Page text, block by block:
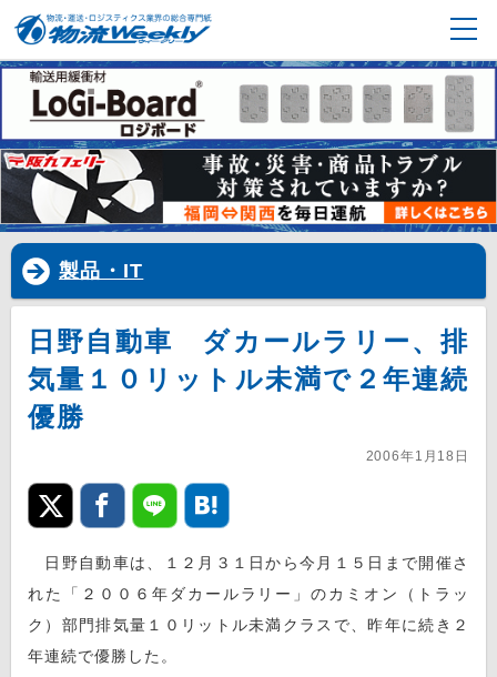
製品・IT
日野自動車 ダカールラリー、排
気量１０リットル未満で２年連続
優勝
2006年1月18日
日野自動車は、１２月３１日から今月１５日まで開催さ
れた「２００６年ダカールラリー」のカミオン（トラッ
ク）部門排気量１０リットル未満クラスで、昨年に続き２
年連続で優勝した。